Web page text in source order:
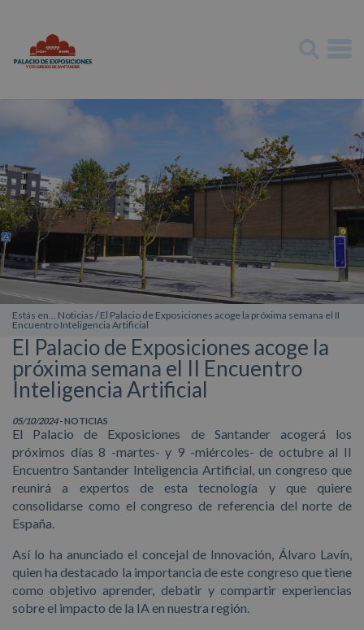
Estás en... Noticias / El Palacio de Exposiciones acoge la próxima semana el II
Encuentro Inteligencia Artificial
El Palacio de Exposiciones acoge la
próxima semana el II Encuentro
Inteligencia Artificial
05/10/2024- NOTICIAS
El Palacio de Exposiciones de Santander acogerá los
próximos días 8 -martes- y 9 -miércoles- de octubre al II
Encuentro Santander Inteligencia Artificial, un congreso que
reunirá a expertos de esta tecnología y que quiere
consolidarse como el congreso de referencia del norte de
España.
Así lo ha anunciado el concejal de Innovación, Álvaro Lavín,
quien ha destacado la importancia de este congreso que tiene
como objetivo aprender, debatir y compartir experiencias
sobre el impacto de la IA en nuestra región.